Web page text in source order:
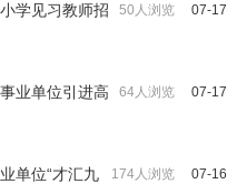
07-17
50人浏览
学见习教师招
07-17
64人浏览
业单位引进高
07-16
174人浏览
单位“才汇九